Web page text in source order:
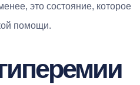
это состояние, которое
помощи.